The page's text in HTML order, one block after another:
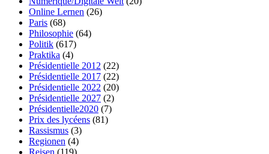
Online Lernen (26)
Paris (68)
Philosophie (64)
Politik (617)
Praktika (4)
Présidentielle 2012 (22)
Présidentielle 2017 (22)
Présidentielle 2022 (20)
Présidentielle 2027 (2)
Présidentielle2020 (7)
Prix des lycéens (81)
Rassismus (3)
Regionen (4)